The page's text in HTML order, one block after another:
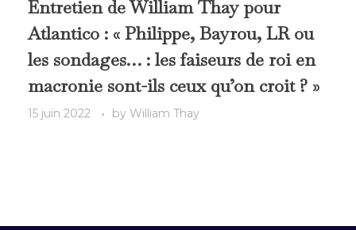
Entretien de William Thay pour
Atlantico : « Philippe, Bayrou, LR ou
les sondages… : les faiseurs de roi en
macronie sont-ils ceux qu’on croit ? »
15 juin 2022 by William Thay